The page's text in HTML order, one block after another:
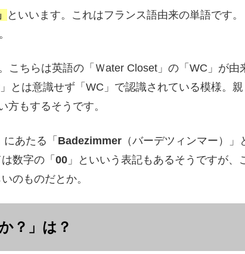
といいます。これはフランス語由来の単語です。
こちらは英語の「Ｗater Closet」の「WC」が由
とは意識せず「WC」で認識されている模様。親
方もするそうです。
あたる「 Badezimmer （バーデツィンマー）」
数字の「 00 」といいう表記もあるそうですが、
のものだとか。
？」は？